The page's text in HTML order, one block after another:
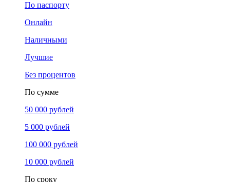
По паспорту
Онлайн
Наличными
Лучшие
Без процентов
По сумме
50 000 рублей
5 000 рублей
100 000 рублей
10 000 рублей
По сроку